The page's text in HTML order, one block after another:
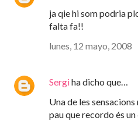
ja qie hi som podria
falta fa!!
lunes, 12 mayo, 2008
Sergiha dicho que…
Una de les
pau que recordo és